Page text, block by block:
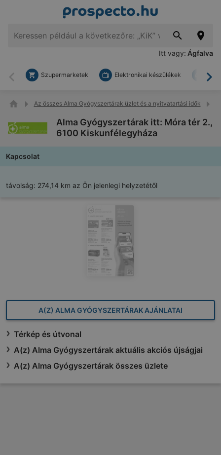
Itt vagy: Ágfalva
Vissza
Szupermarketek Elektronikai készülékek
Az összes Alma Gyógyszertárak üzlet és a nyitvatartási idők
Alma Gyógyszertárak itt: Móra tér 2.,
6100 Kiskunfélegyháza
Kapcsolat
távolság: 274,14 km az Ön jelenlegi helyzetétől
A(Z) ALMA GYÓGYSZERTÁRAK AJÁNLATAI
Térkép és útvonal
A(z) Alma Gyógyszertárak aktuális akciós újságjai
A(z) Alma Gyógyszertárak összes üzlete